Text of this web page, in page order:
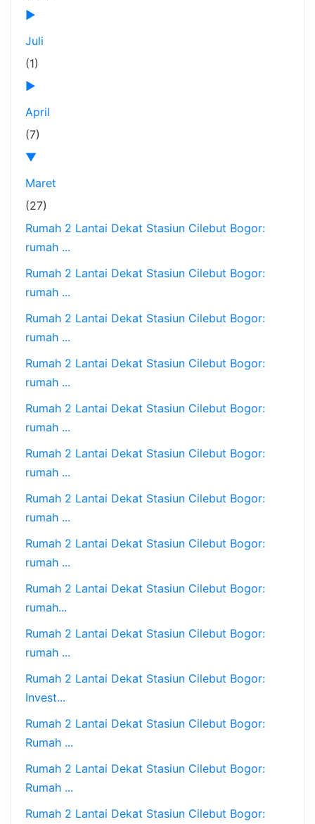
►
Juli
(1)
►
April
(7)
▼
Maret
(27)
Rumah 2 Lantai Dekat Stasiun Cilebut Bogor:
rumah ...
Rumah 2 Lantai Dekat Stasiun Cilebut Bogor:
rumah ...
Rumah 2 Lantai Dekat Stasiun Cilebut Bogor:
rumah ...
Rumah 2 Lantai Dekat Stasiun Cilebut Bogor:
rumah ...
Rumah 2 Lantai Dekat Stasiun Cilebut Bogor:
rumah ...
Rumah 2 Lantai Dekat Stasiun Cilebut Bogor:
rumah ...
Rumah 2 Lantai Dekat Stasiun Cilebut Bogor:
rumah ...
Rumah 2 Lantai Dekat Stasiun Cilebut Bogor:
rumah ...
Rumah 2 Lantai Dekat Stasiun Cilebut Bogor:
rumah...
Rumah 2 Lantai Dekat Stasiun Cilebut Bogor:
rumah ...
Rumah 2 Lantai Dekat Stasiun Cilebut Bogor:
Invest...
Rumah 2 Lantai Dekat Stasiun Cilebut Bogor:
Rumah ...
Rumah 2 Lantai Dekat Stasiun Cilebut Bogor:
Rumah ...
Rumah 2 Lantai Dekat Stasiun Cilebut Bogor: